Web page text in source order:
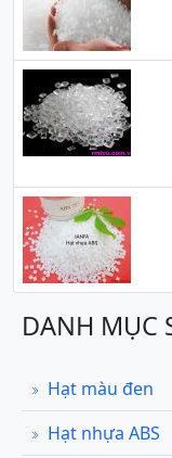
DANH MỤC
Hạt màu đen
Hạt nhựa ABS